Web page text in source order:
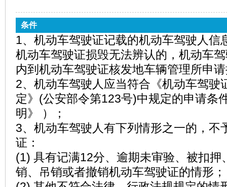
条件
1、机动车驾驶证记载的机动车驾驶人信
机动车驾驶证损毁无法辨认的，机动车
内到机动车驾驶证核发地车辆管理所申
2、机动车驾驶人应当符合《机动车驾驶
定》(公安部令第123号)中规定的申请条
明》 ）；
3、机动车驾驶人有下列情形之一的，不
证：
(1) 具有记满12分、逾期未审验、被扣押
销、吊销或者撤销机动车驾驶证的情形；